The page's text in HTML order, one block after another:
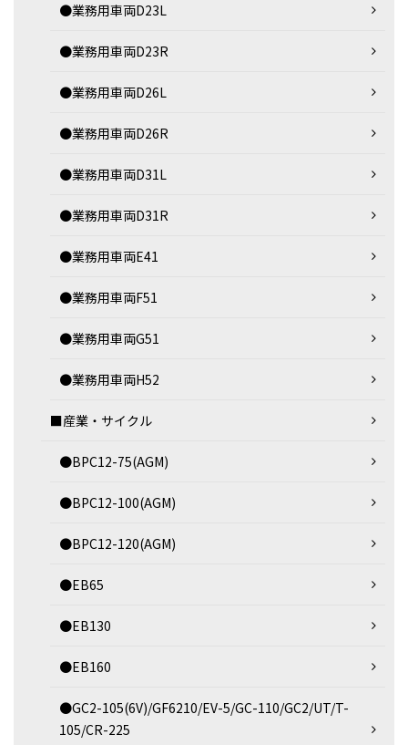
●業務用車両D23L
●業務用車両D23R
●業務用車両D26L
●業務用車両D26R
●業務用車両D31L
●業務用車両D31R
●業務用車両E41
●業務用車両F51
●業務用車両G51
●業務用車両H52
■産業・サイクル
●BPC12-75(AGM)
●BPC12-100(AGM)
●BPC12-120(AGM)
●EB65
●EB130
●EB160
●GC2-105(6V)/GF6210/EV-5/GC-110/GC2/UT/T-
105/CR-225